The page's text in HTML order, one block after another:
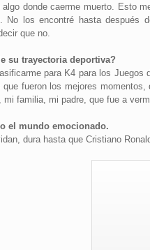
donde caerme muerto. Esto
No los encontré hasta después
que no.
su trayectoria deportiva?
para K4 para los
fueron los mejores
familia, mi padre, que fue a
el mundo emocionado.
dura hasta que Cristiano